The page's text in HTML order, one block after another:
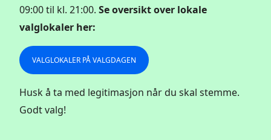
09:00 til kl. 21:00. Se oversikt over lokale
valglokaler her:
VALGLOKALER PÅ VALGDAGEN
Husk å ta med legitimasjon når du skal stemme.
Godt valg!